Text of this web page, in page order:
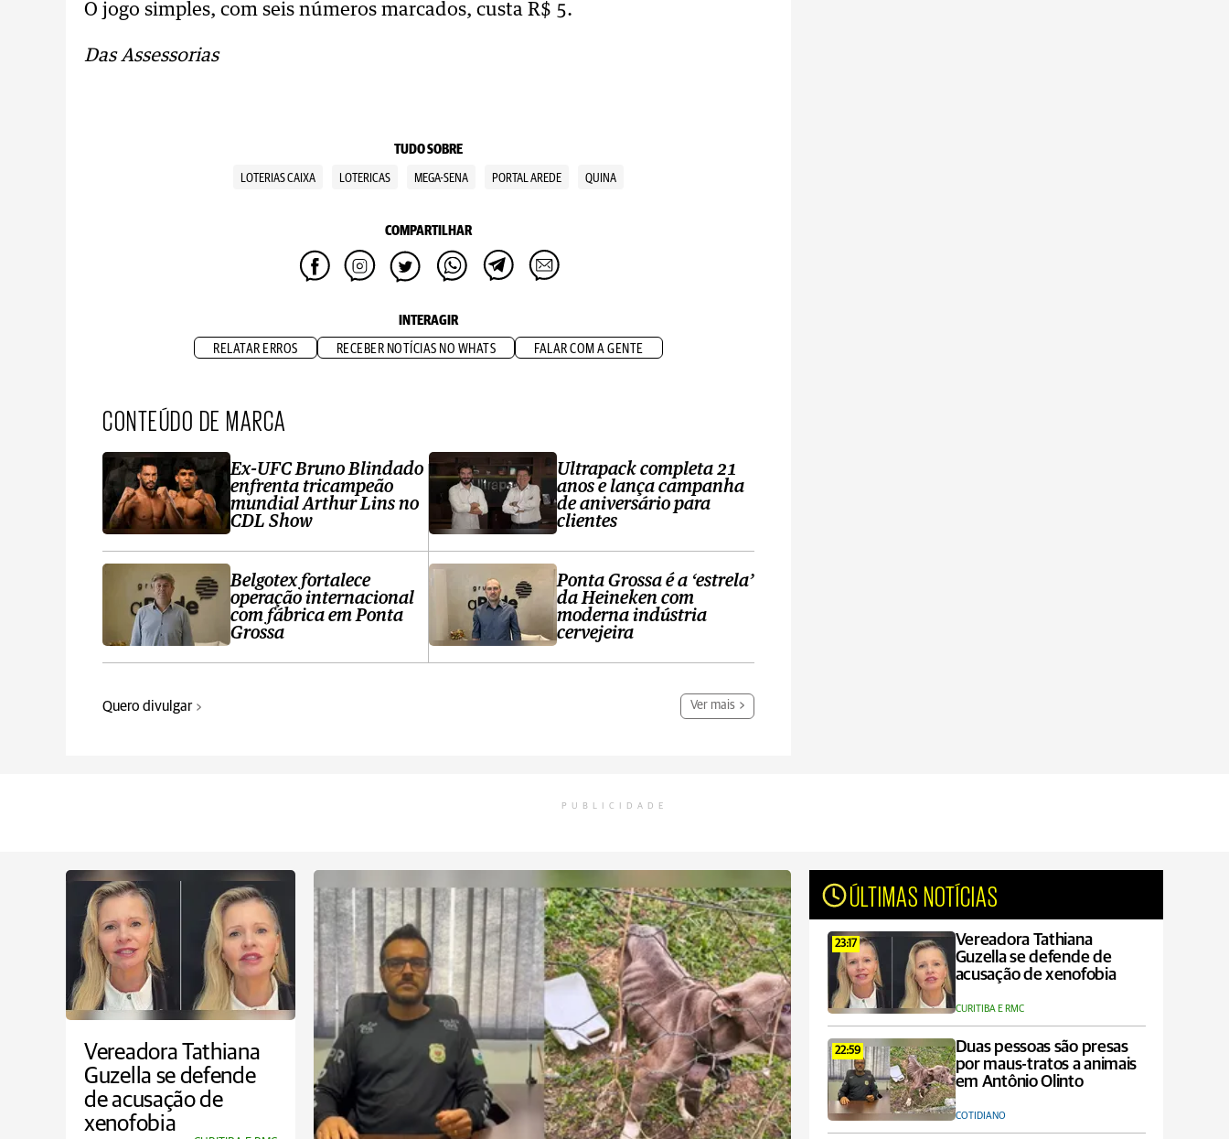
O jogo simples, com seis números marcados, custa R$ 5.
Das Assessorias
TUDO SOBRE
LOTERIAS CAIXA LOTERICAS MEGA-SENA PORTAL AREDE QUINA
COMPARTILHAR
INTERAGIR
RELATAR ERROS RECEBER NOTÍCIAS NO WHATS FALAR COM A GENTE
CONTEÚDO DE MARCA
Ex-UFC Bruno Blindado
enfrenta tricampeão
mundial Arthur Lins no
CDL Show
Belgotex fortalece
operação internacional
com fábrica em Ponta
Grossa
Ultrapack completa 21
anos e lança campanha
de aniversário para
clientes
Ponta Grossa é a ‘estrela’
da Heineken com
moderna indústria
cervejeira
Quero divulgar Ver mais
PUBLICIDADE
Vereadora Tathiana
Guzella se defende
de acusação de
xenofobia
ÚLTIMAS NOTÍCIAS
23:17
Vereadora Tathiana
Guzella se defende de
acusação de xenofobia
CURITIBA E RMC
22:59
Duas pessoas são presas
por maus-tratos a animais
em Antônio Olinto
COTIDIANO